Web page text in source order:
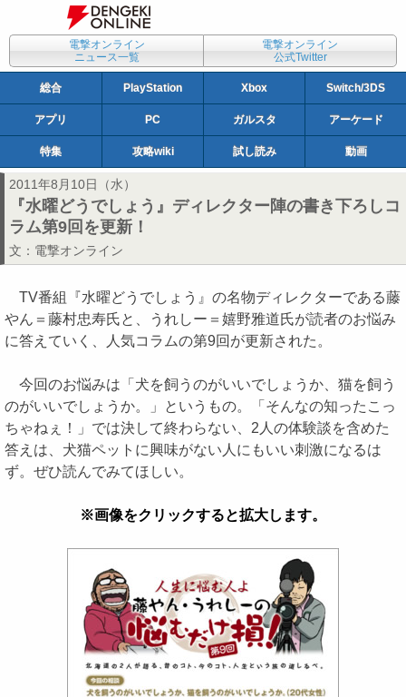
電撃オンライン
ニュース一覧
電撃オンライン
公式Twitter
総合 PlayStation Xbox Switch/3DS
アプリ PC ガルスタ アーケード
特集 攻略wiki 試し読み 動画
2011年8月10日（水）
『水曜どうでしょう』ディレクター陣の書き下ろしコ
ラム第9回を更新！
文： 電撃オンライン
TV番組『水曜どうでしょう』の名物ディレクターである藤
やん＝藤村忠寿氏と、うれしー＝嬉野雅道氏が読者のお悩み
に答えていく、人気コラムの第9回が更新された。
今回のお悩みは「犬を飼うのがいいでしょうか、猫を飼う
のがいいでしょうか。」というもの。「そんなの知ったこっ
ちゃねぇ！」では決して終わらない、2人の体験談を含めた
答えは、犬猫ペットに興味がない人にもいい刺激になるは
ず。ぜひ読んでみてほしい。
※画像をクリックすると拡大します。